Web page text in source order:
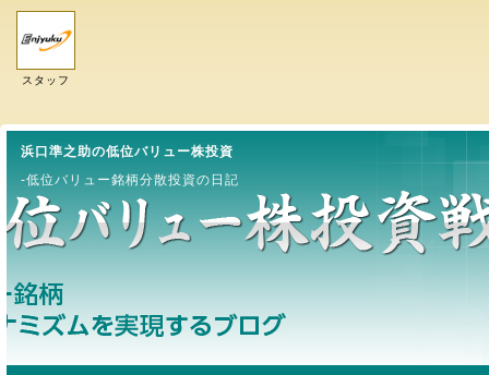
スタッフ
浜口準之助の低位バリュー株投資
-低位バリュー銘柄分散投資の日記